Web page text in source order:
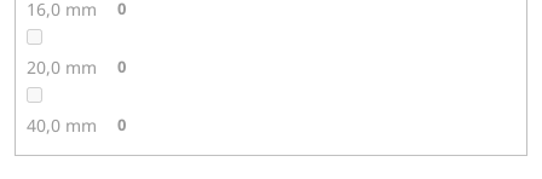
16,0 mm 0
20,0 mm 0
40,0 mm 0